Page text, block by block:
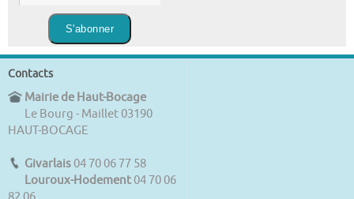
Contacts
Mairie de Haut-Bocage
Le Bourg - Maillet 03190
HAUT-BOCAGE
Givarlais 04 70 06 77 58
Louroux-Hodement 04 70 06